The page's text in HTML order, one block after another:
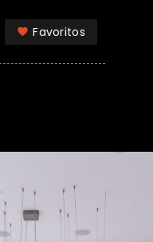
Favoritos